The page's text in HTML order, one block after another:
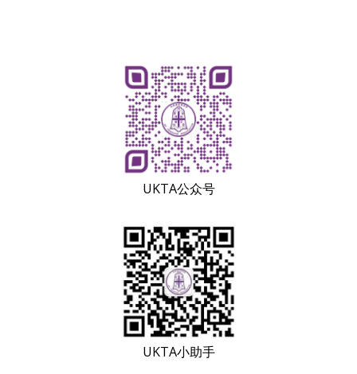
UKTA公众号
UKTA小助手